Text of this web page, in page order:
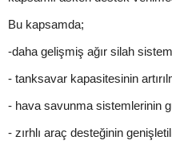
Bu kapsamda;
-daha gelişmiş ağır silah
- tanksavar kapasitesinin
- hava savunma sistemlerinin
- zırhlı araç desteğinin